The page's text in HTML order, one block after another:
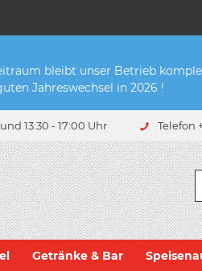
bleibt unser Betrieb
Jahreswechsel in 2026 !
13:30 - 17:00 Uhr Telefon
Getränke & Bar